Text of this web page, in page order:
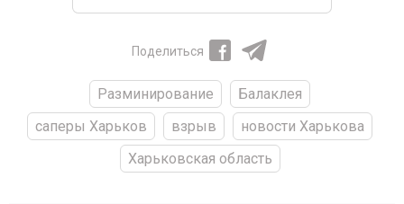
Поделиться
Разминирование
Балаклея
саперы Харьков
взрыв
новости Харькова
Харьковская область